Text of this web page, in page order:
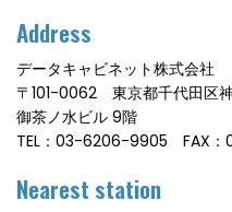
Address
データキャビネット株式会社
〒101-0062 東京都千代田区
御茶ノ水ビル 9階
TEL：03-6206-9905 FAX
Nearest station